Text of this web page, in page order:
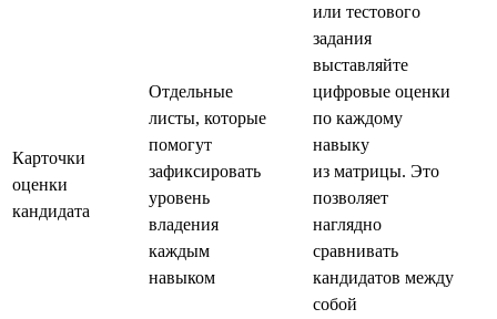
Карточки
оценки
кандидата
Отдельные
листы, которые
помогут
зафиксировать
уровень
владения
каждым
навыком
или тестового
задания
выставляйте
цифровые оценки
по каждому
навыку
из матрицы. Это
позволяет
наглядно
сравнивать
кандидатов между
собой